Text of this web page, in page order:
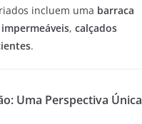
incluem uma barraca
, calçados
.
Uma Perspectiva Única